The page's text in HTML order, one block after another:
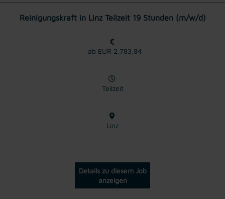
Reinigungskraft in Linz Teilzeit 19 Stunden (m/w/d)
ab EUR 2.783,84
Teilzeit
Linz
Details zu diesem Job
anzeigen